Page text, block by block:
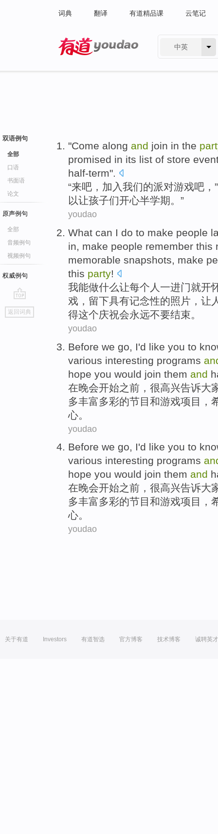
词典 翻译 有道精品课 云笔记
中英
双语例句
全部
口语
书面语
论文
原声例句
全部
音频例句
视频例句
权威例句
go
top
返回词典
"Come along and join in the
promised in its list of store
half-term".
“来吧， 加入我们的派对游戏吧，”
以让孩子们开心半学期。”
youdao
What can I do to make people
in, make people remember this
memorable snapshots, make
this party!
我能做什么让每个 人 一进门就开
戏 ，留下具有记念性的照片 ，让
得这个庆祝会永远不要结束。
youdao
Before we go I'd like you to
various interesting programs
hope you would join them and
在晚会开始之前 ， 很高兴告诉大
多丰富多彩的节目和游戏项目 ，
心。
youdao
Before we go, I'd like you to
various interesting programs
hope you would join them and
在晚会开始之前 ， 很高兴告诉大
多丰富多彩的节目和游戏项目 ，
心。
youdao
关于有道 Investors 有道智选 官方博客 技术博客 诚聘英才